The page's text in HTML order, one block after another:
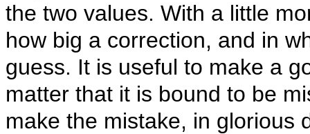
the two values. With a little
how big a correction, and in
guess. It is useful to make a
matter that it is bound to be
make the mistake, in glorious